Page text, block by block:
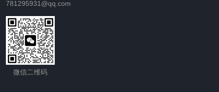
781295931@qq.com
微信二维码